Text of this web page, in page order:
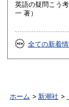
英語の疑問こう考え
一 著）
全ての新着
ホーム 新潮社